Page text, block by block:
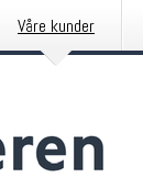
Våre kunder